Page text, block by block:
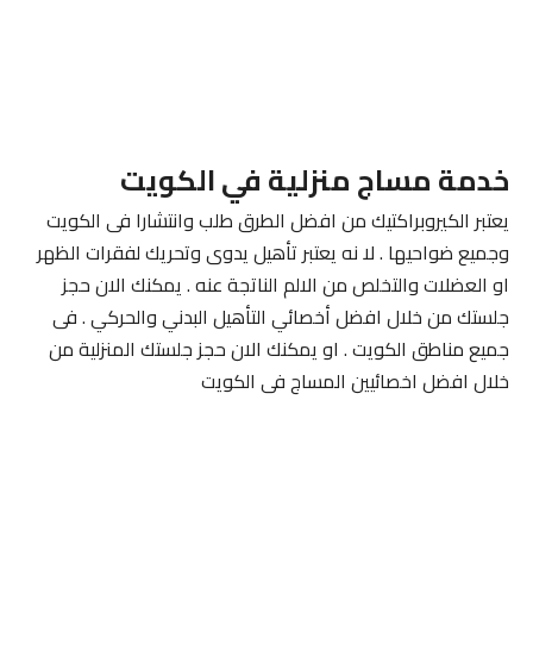
خدمة مساج منزلية في الكويت
يعتبر الكيروبراكتيك من افضل الطرق طلب وانتشارا فى الكويت
وجميع ضواحيها . لا نه يعتبر تأهيل يدوى وتحريك لفقرات الظهر
او العضلات والتخلص من الالم الناتجة عنه . يمكنك الان حجز
جلستك من خلال افضل أخصائي التأهيل البدني والحركي . فى
جميع مناطق الكويت . او يمكنك الان حجز جلستك المنزلية من
خلال افضل اخصائيين المساج فى الكويت